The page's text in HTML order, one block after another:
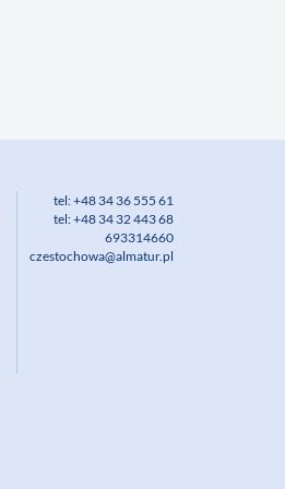
tel: +48 34 36 555 61
tel: +48 34 32 443 68
693314660
czestochowa@almatur.pl